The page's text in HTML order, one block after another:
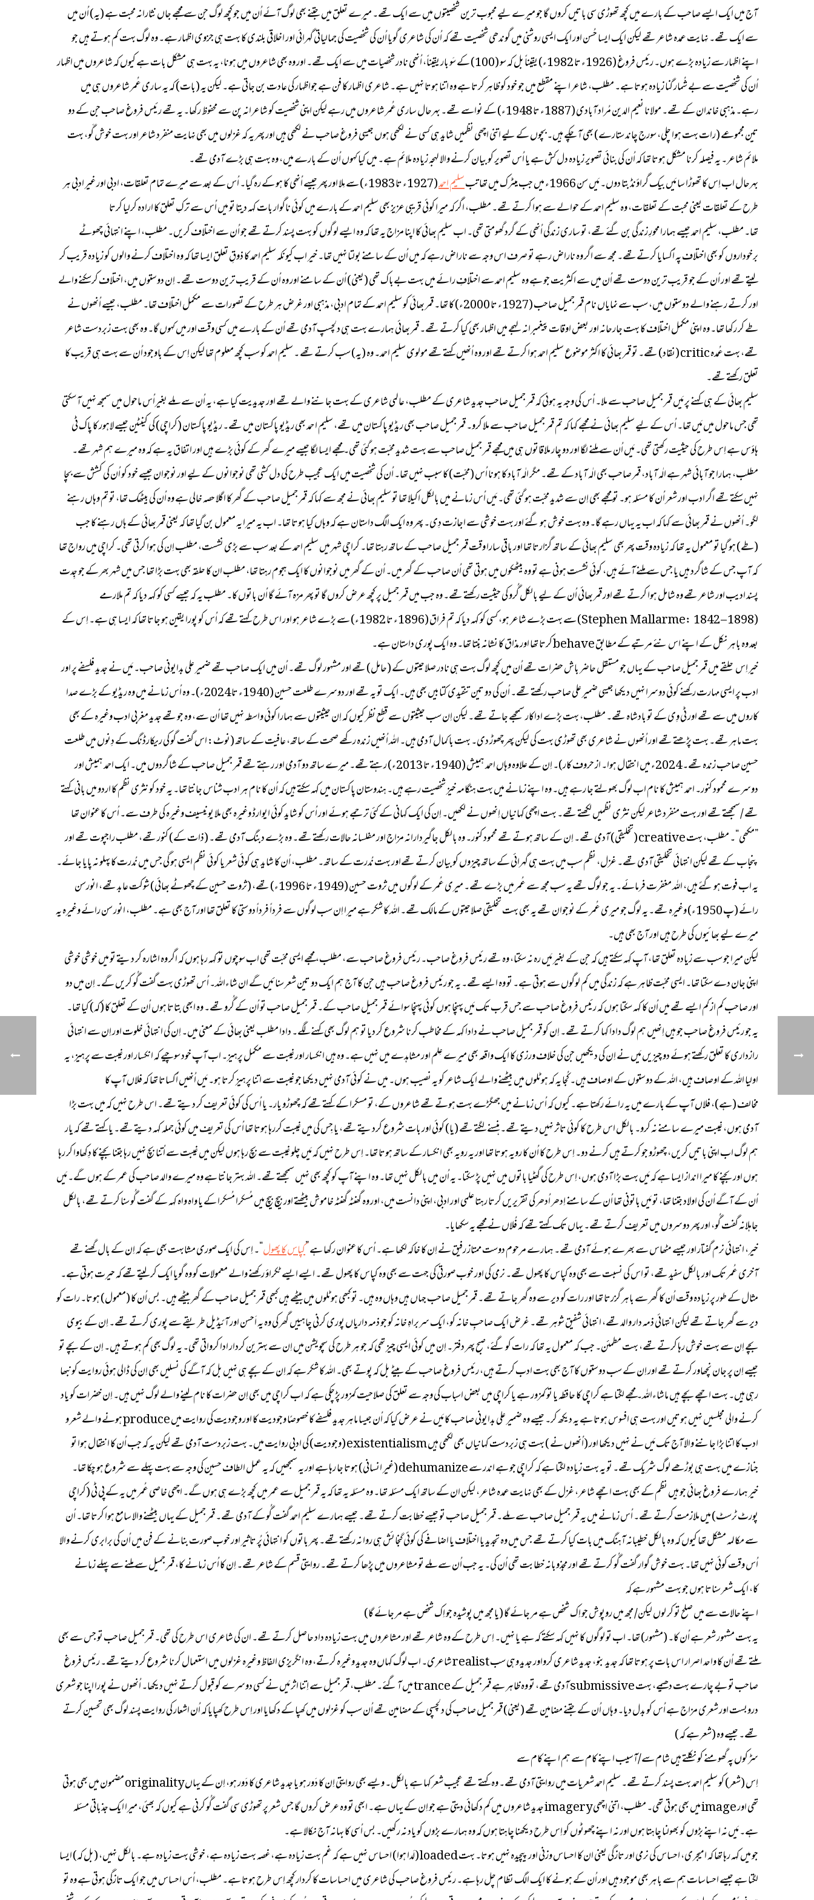
آج میں ایک ایسے صاحب کے بارے میں کچھ تھوڑی سی باتیں کروں گا جو میرے لیے محبوب ترین شخصیتوں میں سے ایک تھے۔ میرے تعلق میں جتنے بھی لوگ آئے اُن میں جو کچھ لوگ جن سے مجھے جاں نثارانہ محبت ہے (یہ) اُن میں
سے ایک تھے۔ نہایت عمدہ شاعر تھے لیکن ایک ایسا حُسن اور ایک ایسی روشنی میں گوندھی شخصیت تھے کہ اُن کی شاعری گویا اُن کی شخصیت کی جمالیاتی گہرائی اور اخلاقی بلندی کا بہت ہی جزوی اظہار ہے۔ وہ لوگ بہت کم ہوتے ہیں جو
اپنے اظہار سے زیادہ بڑے ہوں۔ رئیس فروغ (1926ء تا 1982ء) یقیناً بل کہ سو (100) کے سَو بار یقیناً، اُنھی نادر شخصیات میں سے ایک تھے۔ اور وہ بھی شاعروں میں ہونا، یہ بہت ہی مشکل بات ہے کیوں کہ شاعروں میں اظہار
اُن کی شخصیت سے بے شُمار گنا زیادہ ہوتا ہے۔ مطلب، شاعر اپنے مقطع میں جو خود کو ظاہر کرتا ہے وہ اتنا ہوتا نہیں ہے۔ شاعری اظہار کا فن ہے جواظہار کی عادت بن جاتی ہے۔ لیکن یہ (بات) کہ یہ ساری عُمر شاعروں ہی میں
رہے۔ مذہبی خاندان کے تھے۔ مولانا نعیم الدین مُراد آبادی (1887ء تا 1948ء) کے نواسے تھے۔ بہرحال ساری عُمر شاعروں میں رہے لیکن اپنی شخصیت کو شاعرانہ پن سے محفوظ رکھا۔ یہ تھے رئیس فروغ صاحب جن کے دو
تین مجموعے (رات بہت ہوا چلی، سورج چاند ستارے) بھی آ چکے ہیں۔ بچوں کے لیے اتنی اچھی نظمیں شاید ہی کسی نے لکھی ہوں جیسی فروغ صاحب نے لکھی ہیں اور پھر یہ کہ غزلوں میں بھی نہایت منفرد شاعر اور بہت خوش گَو، بہت
ملائم شاعر۔ یہ فیصلہ کرنا مشکل ہوتا تھا کہ اُن کی بنائی تصویر زیادہ دل کش ہے یا اُس تصویر کو بیان کرنے والا لہجہ زیادہ ملائم ہے۔ میں کیا کہوں اُن کے بارے میں، وہ بہت ہی بڑے آدمی تھے۔
بہرحال اب اِس کا تھوڑا سا مَیں بیک گراؤنڈ بتا دوں۔ مَیں سن 1966ء میں جب میٹرک میں تھا تب
سلیم احمد
(1927ء تا 1983ء) سے مِلا اور پھر جیسے اُنھی کا ہو کے رہ گیا۔ اُس کے بعد سے میرے تمام تعلقات، ادبی اور غیر ادبی ہر
طرح کے تعلقات یعنی محبت کے تعلقات، وہ سلیم احمد کے حوالے سے ہوا کرتے تھے۔ مطلب، اگر کہ میرا کوئی قریبی عزیز بھی سلیم احمد کے بارے میں کوئی ناگوار بات کہہ دیتا تو میں اُس سے ترکِ تعلق کا ارادہ کرلیا کرتا
تھا۔ مطلب، سلیم احمد جیسے ہمارا محورِ زندگی بن گئے تھے، تو ساری زندگی اُنھی کے گرد گھومتی تھی۔ اب سلیم بھائی کا اپنا مزاج یہ تھا کہ وہ ایسے لوگوں کو بہت پسند کرتے تھے جو اُن سے اختلاف کریں۔ مطلب، اپنے انتہائی چھوٹے
برخوداروں کو بھی اختلاف پہ اُکسایا کرتےتھے۔ مجھ سے اگر وہ ناراض رہے تو صرف اس وجہ سے ناراض رہے کہ میں اُن کے سامنے بولتا نہیں تھا۔ خیر اب کیونکہ سلیم احمد کا ذوقِ تعلق ایسا تھا کہ وہ اختلاف کرنے والوں کو زیادہ قریب کر
لیتے تھے اور اُن کے جو قریب ترین دوست تھے اُن میں سے اکثریت جو ہے وہ سلیم احمد سے اختلافِ رائے میں بہت بےباک تھی (یعنی) اُن کے سامنے اور وہ اُن کے قریب ترین دوست تھے۔ اِن دوستوں میں، اختلاف کرسکنے والے
اور کرتے رہنے والے دوستوں میں، سب سے نمایاں نام قمر جمیل صاحب (1927ء تا 2000ء) کا تھا۔ قمر بھائی کو سلیم احمد کے تمام ادبی، مذہبی اور غرض ہر طرح کے تصورات سے مکمل اختلاف تھا۔ مطلب، جیسے اُنھوں نے
طے کر رکھا تھا۔ وہ اپنی مکمل اختلاف کا بہت جارحانہ اور بعض اوقات پیغمبرانہ لہجے میں اظہار بھی کیا کرتے تھے۔ قمر بھائی ہمارے بہت ہی دلچسپ آدمی تھے اُن کے بارے میں کسی وقت اور میں کہوں گا۔ وہ بھی بہت زبردست شاعر
تھے، بہت عُمدہ critic (نقاد) تھے۔ تو قمر بھائی کا اکثر موضوع سلیم احمد ہوا کرتے تھے اور وہ اُنھیں کہتے تھے مولوی سلیم احمد۔ وہ (یہ) سب کرتے تھے ۔ سلیم احمد کو سب کچھ معلوم تھا لیکن اِس کے باوجود اُن سے بہت ہی قریب کا
تعلق رکھتے تھے۔
سلیم بھائی کے ہی کہنے پر مَیں قمر جمیل صاحب سے ملا۔ اُس کی وجہ یہ ہوئی کہ قمر جمیل صاحب جدید شاعری کے مطلب، عالمی شاعری کے بہت جاننے والے تھے اور جدیدیت کیا ہے، یہ اُن سے ملے بغیراُس ماحول میں سمجھ نہیں آ سکتی
تھی جس ماحول میں مَیں تھا۔ اُس کے لیے سلیم بھائی نے مجھے کہا کہ تم قمر جمیل صاحب سے ملا کرو۔ قمر جمیل صاحب بھی ریڈیو پاکستان میں تھے، سلیم ا حمد بھی ریڈیو پاکستان میں تھے۔ ریڈیو پاکستان (کراچی) کی کینٹین جیسے لاہور کا پاک ٹی
ہاؤس ہے اِس طرح کی حیثیت رکھتی تھی۔ مَیں اُن سے ملنے لگا اور دو چار ملاقاتوں ہی میں مجھے قمر جمیل صاحب سے بہت شدید محبّت ہو گئی تھی۔ مجھے ایسا لگا جیسے میرے گھر کے کوئی بڑے ہیں اور اتفاق یہ ہے کہ وہ میرے ہم شہر تھے۔
مطلب، ہمارا جو آبائی شہر ہے الٰہ آباد، قمر صاحب بھی الٰہ آباد کے تھے۔ مگر الٰہ آباد کا ہونا اُس (محبّت) کا سبب نہیں تھا۔ اُن کی شخصیت میں ایک عجیب طرح کی دل کشی تھی نوجوانوں کے لیے اور نوجوان جیسے خود کو اُن کی کشش سے بچا
نہیں سکتے تھے اگر ادب اور شعر اُن کا مسئلہ ہو۔ تو مجھے بھی اِن سے شدید محبّت ہو گئی تھی۔ مَیں اُس زمانے میں بالکل اکیلا تھا تو سلیم بھائی نے مجھ سے کہا کہ قمر جمیل صاحب کے گھر کا اگلا حصہ خالی ہے وہ اُن کی بیٹھک تھا، تو تم وہاں رہنے
لگو۔ اُنھوں نے قمر بھائی سے کہا کہ اب یہ یہاں رہے گا۔ وہ بہت خوش ہو گئے اور بہت خوشی سے اجازت دِی۔ پھر وہ ایک الگ داستان ہے کہ وہاں کیا ہوتا تھا۔ اب یہ میرا یہ معمول بن گیا تھا کہ یعنی قمر بھائی کے ہاں رہنے کا جب
(طے) ہو گیا تو معمول یہ تھا کہ زیادہ وقت پھر بھی سلیم بھائی کے ساتھ گزارتا تھا اور باقی سارا وقت قمر جمیل صاحب کے ساتھ رہتا تھا۔ کراچی شہر میں سلیم احمد کے بعد سب سے بڑی نشست، مطلب اِن کی ہوا کرتی تھی۔ کراچی میں رواج تھا
کہ آپ جس کے شاگرد ہیں یا جس سے ملنے آئے ہیں، کوئی نشست ہونی ہے تو وہ بیٹھکوں میں ہوتی تھی اُن صاحب کے گھر میں۔ اُن کے گھر میں نوجوانوں کا ایک ہجوم رہتا تھا، مطلب ان کا حلقہ بھی بہت بڑا تھا جس میں شہر بھر کے جو جِدت
پسند ادیب اور شاعر تھے وہ شامل ہوا کرتے تھےاور قمر بھائی اُن کے لیے بالکل گُرو کی حیثیت رکھتے تھے۔ وہ جب میں قمر جمیل پر کچھ عرض کروں گا تو پھر مزہ آئے گا اُن باتوں کا۔ مطلب یہ کہ جیسے کسی کو کہہ دیا کہ تم ملارمے
(Stephen Mallarme: 1842 – 1898) سے بہت بڑے شاعر ہو، کسی کو کہہ دیا کہ تم فراق (1896ء تا 1982ء) سے بڑے شاعر ہو اور اس طرح کہتے تھے کہ اُس کو پورا یقین ہو جاتا تھا کہ ایسا ہی ہے۔ اِس کے
بعد وہ باہر نکل کے اپنے اس نئے مرتبے کے مطابق behave کرتا تھا اور مذاق کا نشانہ بنتا تھا۔ وہ ایک پوری داستان ہے۔
خیر اِس حلقے میں قمر جمیل صاحب کے یہاں جو مستقل حاضر باش حضرات تھے اُن میں کچھ لوگ بہت ہی نادر صلاحیتوں کے (حامل) تھے اور مشہور لوگ تھے۔ اُن میں ایک صاحب تھے ضمیر علی بدایونی صاحب۔ مَیں نے جدید فلسفے پر اور
ادب پر ایسی مہارت رکھنے کوئی دوسرا نہیں دیکھا جیسی ضمیر علی صاحب رکھتے تھے۔ اُن کی دو تین تنقیدی کتابیں بھی ہیں۔ ایک تو یہ تھے اور دوسرے طلعت حسین (1940ء تا 2024ء)۔ وہ اُس زمانے میں وہ ریڈیو کے بڑے صدا
کاروں میں سے تھے اور ٹی وِی کے تو بادشاہ تھے۔ مطلب، بہت بڑے اداکار سمجھے جاتے تھے۔ لیکن اِن سب حیثیتوں سے قطع نظر کیوں کہ اِن حیثیتوں سے ہمارا کوئی واسطہ نہیں تھا اُن سے، وہ جو تھے جدید مغربی ادب وغیرہ کے بھی
بہت ماہر تھے۔ بہت پڑھتے تھے اور اُنھوں نے شاعری بھی تھوڑی بہت کی لیکن پھر چھوڑ دی۔ بہت با کمال آدمی ہیں۔ اللہ اُنھیں زندہ رکھے صحت کے ساتھ، عافیت کے ساتھ (نوٹ: اس گفت گو کی ریکارڈنگ کے دِنوں میں طلعت
حسین صاحب زندہ تھے۔ 2024ء میں انتقال ہوا۔ از حروف کار)۔ اِن کے علاوہ وہاں احمد ہمیش (1940ء تا 2013ء) رہتے تھے۔ میرے ساتھ دو آدمی اور رہتے تھے قمر جمیل صاحب کے شاگردوں میں۔ ایک احمد ہمیش اور
دوسرے محمود کنور۔ احمد ہمیش کا نام اب لوگ بھولتے جا رہے ہیں۔ وہ اپنے زمانے میں بہت ہنگامہ خیز شخصیت رہے ہیں۔ ہندوستان پاکستان میں کہہ سکتے ہیں کہ اُن کا نام ہر ادب شناس جانتا تھا۔ یہ خود کو نثری نظم کا اردو میں بانی کہتے
تھے /سمجھتے تھے اور بہت منفرد شاعر لیکن نثری نظمیں لکھتے تھے۔ بہت اچھی کہانیاں اِنھوں نے لکھیں۔ اِن کی ایک کہانی کے کئی ترجمے ہوئے اور اُس کو شاید کوئی ایوارڈ وغیرہ بھی ملا یونیسیف وغیرہ کی طرف سے۔ اُس کا عنوان تھا
”مکھی“۔ مطلب، بہت creative (تخلیقی) آدمی تھے۔ اِن کے ساتھ ہوتے تھے محمود کنور۔ وہ بالکل جاگیردارانہ مزاج اور مفلسانہ حالات رکھتے تھے۔ وہ بڑے دبنگ آدمی تھے۔ (ذات کے) کنور تھے، مطلب راجپوت تھے اور
پنجاب کے تھے لیکن انتہائی تخلیقی آدمی تھے۔ غزل، نظم سب میں بہت ہی گہرائی کے ساتھ چیزوں کو بیان کرتے تھےاور بہت نُدرت کے ساتھ۔ مطلب، اُن کا شاید ہی کوئی شعر یا کوئی نظم ایسی ہو گی جس میں نُدرت کا پہلو نہ پایا جائے۔
یہ اب فوت ہو گئے ہیں، اللہ مغفرت فرمائے۔ یہ جو لوگ تھے یہ سب مجھ سے عُمر میں بڑے تھے۔ میری عُمر کے لوگوں میں ثروت حسین (1949ء تا 1996ء) تھے، (ثروت حسین کے چھوٹے بھائی) شوکت عابد تھے، انورسن
رائے (پ 1950ء) وغیرہ تھے۔ یہ لوگ جو میری عُمر کے نوجوان تھے یہ بھی بہت تخلیقی صلاحیتوں کے مالک تھے۔ اللہ کا شکر ہے میرا اِن سب لوگوں سے فرداً فرداً دوستی کا تعلق تھا اور آج بھی ہے۔ مطلب، انور سن رائے وغیرہ یہ
میرے لیے بھائیوں کی طرح ہیں اور آج بھی ہیں۔
لیکن میرا جو سب سے زیادہ تعلق تھا، آپ کہہ سکتے ہیں کہ جن کے بغیر مَیں رہ نہ سکتا، وہ تھے رئیس فروغ صاحب۔ رئیس فروغ صاحب سے، مطلب، مجھے ایسی محبّت تھی اب سوچوں تو کہہ رہا ہوں کہ اگر وہ اشارہ کر دیتے تو میں خوشی خوشی
اپنی جان دے سکتا تھا۔ ایسی محبّت ظاہر ہے کہ زندگی میں کم لوگوں سے ہوتی ہے۔ تو وہ ایسے تھے۔ یہ جو رئیس فروغ صاحب ہیں جن کا آج ہم ایک دو تین شعر سنائیں گے ان شاءاللہ۔ اُس تھوڑی بہت گفت گُو کریں گے۔ اِن میں دو
اور صاحب کم از کم ایسے تھے میں اُن کا کہہ سکتا ہوں کہ رئیس فروغ صاحب سے جس قرب تک مَیں پہنچا ہوں کوئی پہنچا سوائے قمر جمیل صاحب کے۔ قمر جمیل صاحب تو اُن کے گُرو تھے۔ وہ ابھی بتاتا ہوں اُن کے تعلق کا (کہ) کیا تھا۔
یہ جو رئیس فروغ صاحب جو ہیں اِنھیں ہم لوگ دادا کہا کرتے تھے۔ اِن کو قمر جمیل صاحب نے دادا کہہ کے مخاطب کرنا شروع کر دیا تو ہم لوگ بھی کہنے لگے۔ دادا مطلب یعنی بھائی کے معنی میں۔ اِن کی انتہائی خلوت اور اِن سے انتہائی
رازداری کا تعلق رکھتے ہوئے دو چیزیں مَیں نے اِن کی دیکھیں جن کی خلاف ورزی کا ایک واقعہ بھی میرے عِلم اور مشاہدے میں نہیں ہے۔ وہ ہیں انکسار اور غیبت سے مکمل پرہیز۔ اب آپ خود سوچیے کہ انکسار اور غیبت سے پرہیز، یہ
اولیا اللہ کے اوصاف ہیں، اللہ کے دوستوں کے اوصاف ہیں۔ کُجا یہ کہ ہوٹلوں میں بیٹھنے والے ایک شاعر کو یہ نصیب ہوں۔ میں نے کوئی آدمی نہیں دیکھا جو غیبت سے اتنا پرہیز کرتا ہو۔ مَیں اُنھیں اُکساتا تھا کہ فلاں آپ کا
مخالف (ہے)، فلاں آپ کے بارے میں یہ رائے رکھتا ہے۔ کیوں کہ اُس زمانے میں جھگڑے بہت ہوتے تھے شاعروں کے، تو مسکرا کے کہتے تھے کہ چھوڑو یار۔ یا اُس کی کوئی تعریف کر دیتے تھے۔ اس طرح نہیں کہ میں بہت بڑا
آدمی ہوں، غیبت میرے سامنے نہ کرو۔ بالکل اس طرح کا کوئی تاثر نہیں دیتے تھے۔ ہنسنے لگتے تھے (یا) کوئی اور بات شروع کردیتے تھے، یا جِس کی میں غیبت کررہا ہوتا تھا اُس کی تعریف میں کوئی جملہ کہہ دیتے تھے۔ یا کہتے تھے کہ یار
ہم لوگ اب اپنی باتیں کریں، چھوڑو جو کرتے ہیں کرنے دو۔ اِس طرح کا اُن کا رویہ ہوتا تھا اور یہ رویہ بھی انکسار کے ساتھ ہوتا تھا۔ اِس طرح نہیں کہ مَیں چلو غیبت سے بچ رہا ہوں لیکن میں غیبت سے اُتنا بچ نہیں رہا جتنا بچنے کا دِکھاوا کر رہا
ہوں اور بچنے کا میرا انداز ایسا ہے کہ مَیں بہت بڑا آدمی ہوں، اِس طرح کی گھٹیا باتوں میں نہیں پڑ سکتا۔ یہ اُن میں بالکل نہیں تھا۔ وہ اپنے آپ کو کچھ بھی نہیں سمجھتے تھے۔ اللہ بہتر جانتا ہے وہ میرے والد صاحب کی عمر کے ہوں گے۔ مَیں
اُن کے آگے اُن کی اولاد جتنا تھا، تو مَیں باتونی تھا اُن کے سامنے اِدھر اُدھر کی تقریریں کرتا رہتا علمی اور ادبی، اپنی دانست میں، اور وہ گھنٹہ گھنٹہ خاموش بیٹھتے اور بیچ بیچ میں مُسکرا مُسکرا کے یا واہ واہ کہہ کے گفت گُو سنا کرتے تھے، بالکل
جاہلانہ گفت گُو، اور پھر دوسروں میں تعریف کرتے تھے۔ یہاں تک کہتے تھے کہ فُلاں نے مجھے یہ سکھایا۔
خیر، انتہائی نرم گفتار اور جیسے مٹھاس سے بھرے ہوئے آدمی تھے۔ ہمارے مرحوم دوست ممتاز رفیق نے اِن کا خاکہ لکھا ہے۔ اُس کا عنوان رکھا ہے ”کپاس کا پھول “۔ اِس کی ایک صوری مشابہت بھی ہے کہ اِن کے بال گھنے تھے
آخری عُمر تک اور بالکل سفید تھے، تو اس کی نسبت سے بھی وہ کپاس کا پھول تھے۔ نرمی کی اور خوب صورتی کی جہت سے بھی وہ کپاس کا پھول تھے۔ ایسے ایسے ٹکراؤ رکھنے والے معمولات کو وہ گویا ایک کر لیتے تھے کہ حیرت ہوتی ہے۔
مثال کے طور پر زیادہ وقت اُن کا گھر سے باہر گزرتا تھا اور رات کو دیر سے وہ گھر جاتے تھے۔ قمر جمیل صاحب جہاں ہیں وہاں وہ ہیں۔ تو کبھی ہوٹلوں میں بیٹھے ہیں کبھی قمر جمیل صاحب کے گھر بیٹھے ہیں۔ بس اُن کا (معمول) ہوتا۔ رات کو
دیر سے گھر جاتے تھے لیکن انتہائی ذمہ دار والد تھے، انتہائی شفیق شوہر تھے۔ غرض ایک صاحبِ خانہ کو، ایک سربراہِ خانہ کو جو ذمہ داریاں پوری کرنی چاہییں گھر کی وہ یہ اَحسن اور آئیڈیل طریقے سے پوری کرتے تھے۔ اِن کے بیوی
بچے اِن سے بہت خوش رہا کرتے تھے، بہت مطمئن۔ جب کہ معمول یہ تھا کہ رات کو گئے، صبح پھر دفتر۔ اِن میں کوئی ایسی چیز تھی کہ جو ہر طرح کی سچویشن میں اِن سے بہترین کردار ادا کرواتی تھی۔ یہ لوگ بھی کم ہوتے ہیں۔ اِن کے بچے تو
جیسے اِن پر جان نچھاور کرتے تھے اور اِن کے سب دوستوں کا آج بھی بہت ادب کرتے ہیں، رئیس فروغ صاحب کے بیٹے بل کہ پوتے بھی۔ اللہ کا شکر ہے کہ اِن کے بچے ہی نہیں بل کہ آگے کی نسلیں بھی اِن کی ڈالی ہوئی روایت کو نبھا
رہی ہیں۔ بہت اچھے بچے ہیں ماشاءاللہ۔ مجھے لگتا ہے کراچی کا حافظہ یا تو کمزور ہے یا کراچی میں بعض اسباب کی وجہ سے تعلق کی صلاحیت کمزور پڑچکی ہے کہ اب کراچی میں بھی اِن حضرات کا نام لینے والے لوگ نہیں ہیں۔ اِن خضرات کو یاد
کرنے والی مجلسیں نہیں ہوتیں اور بہت ہی افسوس ہوتا ہے یہ دیکھ کر۔ جیسے وہ ضمیر علی بدایونی صاحب کا مَیں نے عرض کیا کہ اُن جیسا ماہر جدید فلسفے کا خصوصًا وجودیت کا اور وجودیت کی روایت میں produce ہونے والے شعر و
ادب کا اتنا بڑا جاننے والا آج تک مَیں نے نہیں دیکھا اور (اُنھوں نے ) بہت ہی زبردست کہانیاں بھی لکھی ہیں existentialism (وجودیت) کی ادبی روایت میں۔ بہت زبردست آدمی تھے لیکن یہ کہ جب اُن کا انتقال ہوا تو
جنازے میں بہت ہی بوڑھے لوگ شریک تھے۔ تو یہ بہت زیادہ لگتا ہے کہ کراچی جو ہے اندر سے dehumanize (غیر انسانی) ہوتا جا رہا ہے اور یہ سمجھیں کہ یہ عمل الطاف حسین کی وجہ سے بہت پہلے سے شروع ہو چکا تھا۔
خیر ہمارے فروغ بھائی جو ہیں نظم کے بھی بہت اچھے شاعر، غزل کے بھی نہایت عمدہ شاعر، لیکن ان کے ساتھ ایک مسئلہ تھا۔ وہ مسئلہ یہ تھا کہ یہ قمر جمیل سے عمر میں کچھ بڑے ہی ہوں گے۔ اچھی خاصی عُمر میں یہ کے پی ٹی (کراچی
پورٹ ٹرسٹ) میں ملازمت کرتے تھے۔ اُس زمانے میں یہ قمر جمیل صاحب سے ملے۔ قمر جمیل صاحب تو جیسے خطابت کرتے تھے۔ جیسے ہمارے سلیم احمد گفت گُو کے آدمی تھے۔ قمر جمیل کے یہاں بیٹھنے والا سامع ہوا کرتا تھا۔ اُن
سے مکالمہ مشکل تھا کیوں کہ وہ بالکل خطیبانہ آہنگ میں بات کیا کرتے تھے جس میں وہ تجدید یا اختلاف یا اضافے کی کوئی گنجائش ہی روا نہ رکھتے تھے۔ پھر باتوں کو انتہائی پُر تاثیر اور خوب صورت بنانے کے فن میں اُن کی برابری کرنے والا
اُس وقت کوئی نہیں تھا۔ بہت خوش گوار گفت گُو کرتے تھے اور مجذوبانہ خطابت تھی اُن کی۔ یہ جب اُن سے ملے تو مشاعروں میں پڑھا کرتے تھے۔ روایتی قسم کے شاعر تھے۔ اِن کا اُس زمانے کا، قمر جمیل سے ملنے سے پہلے زمانے
کا، ایک شعر سناتا ہوں جو بہت مشہور ہے کہ
اپنے حالات سے میں صلح تو کر لوں لیکن/ مجھ میں روپوش جو اِک شخص ہے مر جائے گا (یا مجھ میں پوشیدہ جو اِک شخص ہے مر جائے گا)
یہ بہت مشہور شعر ہے اُن کا۔ (مشہور) تھا۔ اب تو لوگوں کا نہیں کہہ سکتے کہ ہے یا نہیں۔ اِس طرح کے وہ شاعر تھے اور مشاعروں میں بہت زیادہ داد حاصل کرتے تھے۔ ان کی شاعری اس طرح کی تھی۔ قمر جمیل صاحب تو جس سے بھی
ملتے تھے اُن کا واحد اصرار اس بات پر ہوتا تھا کہ جدید بنو، جدید شاعری کرواور جدید وہی سب realist شاعری۔ اب لوگ کہاں وہ جدید وغیرہ کرتے، وہ انگریزی الفاظ وغیرہ غزلوں میں استعمال کرنا شروع کر دیتے تھے۔ رئیس فروغ
صاحب تو بے چارے بہت دھیمے، بہت submissive آدمی تھے، تو وہ ظاہر ہے قمر جمیل کے trance میں آ گئے۔ مطلب، قمر جمیل سے اِتنا اثر مَیں نے کسی دوسرے کو قبول کرتے نہیں دیکھا۔ اُنھوں نے پورا اپنا جو شعری
دروبست اور شعری مزاج ہے اُس کو بدل دیا۔ وہاں اُن کے جتنے مضامین تھے (یعنی) قمر جمیل صاحب کی دلچسپی کے مضامین تھے اُن سب کو غزلوں میں کھپا کے دکھایا اور اِس طرح کھپایا کہ اُن اشعار کی روایت پسند لوگ بھی تحسین کرتے
تھے۔ جیسے وہ (شعر ہے کہ )
سڑکوں پہ گھومنے کو نکلتے ہیں شام سے/آسیب اپنے کام سے ہم اپنے کام سے
اِس (شعر) کو سلیم احمد بہت پسند کرتے تھے۔ سلیم احمد شعریات میں روایتی آدمی تھے۔ وہ کہتے تھے عجیب شعر کہا ہے بالکل۔ ویسے بھی روایتی اِن کا دَور ہو یا جدید شاعری کا دَور ہو، اِن کے یہاں originality مضمون میں بھی ہوتی
تھی اور image میں بھی ہوتی تھی۔ مطلب، اتنی اچھی imagery جدید شاعروں میں کم دکھائی دیتی ہے جو اِن کے یہاں ہے۔ ابھی تو وہ عرض کروں گا جس شعر پر تھوڑی سی گفت گُو کرنی ہے کیوں کہ بھئی، میرا ایک جذباتی مسئلہ
ہے۔ مَیں نہ اپنے بڑوں کو بھولنا چاہتا ہوں اور نہ اپنے چھوٹوں کو اِس طرح دیکھنا چاہتا ہوں کہ وہ ہمارے بڑوں کو یاد نہ رکھیں۔ بس اُسی کا بہانہ آج نکالا ہے۔
جو میں کہہ رہا تھا کہ امیجری، احساس کی نرمی اور تازگی یعنی ان کا احساس وزنی اور پیچیدہ نہیں ہوتا۔ بہت loaded (لَدا ہوا) احساس نہیں ہے کہ غم بہت زیادہ ہے، غصہ بہت زیادہ ہے، خوشی بہت زیادہ ہے۔ بالکل نہیں، (بل کہ) ایسا
لگتا ہے جیسے احساسات ہم سے باہر بھی موجود ہیں اور اُن کے ہونے کا ایک الگ نظام چل رہا ہے۔ رئیس فروغ صاحب کی شاعری میں احساسات کا کردار کچھ اِس طرح ہوتا ہے۔ مطلب، اُس احساس میں جو ایک تازگی ہوتی ہے وہ تو